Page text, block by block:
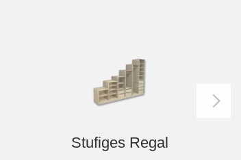
Stufiges Regal